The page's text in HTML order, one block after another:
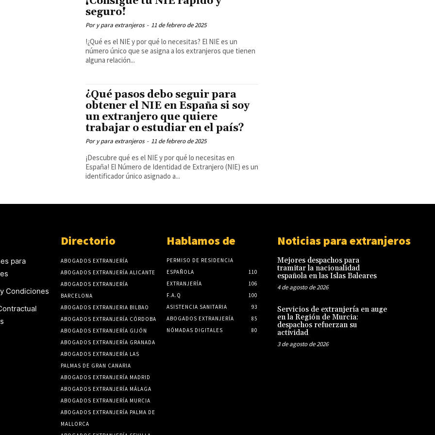
seguro!
Por y para extranjeros - 11 de febrero de 2025
!¿Qué es el NIE y por qué lo necesitas? El NIE es un
número único que se asigna a los extranjeros que tienen
alguna relación...
¿Qué pasos debo seguir para
obtener el NIE en España si soy
un extranjero que quiere
trabajar o estudiar en el país?
Por y para extranjeros - 11 de febrero de 2025
¡Descubre qué es el NIE y por qué lo necesitas en
España! El Número de Identidad de Extranjero (NIE) es un
identificador único asignado a...
para
Condiciones
Directorio
ABOGADOS EXTRANJERÍA
ABOGADOS EXTRANJERÍA ALICANTE
ABOGADOS EXTRANJERÍA
BARCELONA
ABOGADOS EXTRANJERIA BILBAO
ABOGADOS EXTRANJERÍA CÓRDOBA
ABOGADOS EXTRANJERÍA GIJÓN
ABOGADOS EXTRANJERÍA GRANADA
ABOGADOS EXTRANJERÍA LAS
PALMAS DE GRAN CANARIA
ABOGADOS EXTRANJERÍA MADRID
ABOGADOS EXTRANJERÍA MÁLAGA
ABOGADOS EXTRANJERÍA MURCIA
ABOGADOS EXTRANJERÍA PALMA DE
MALLORCA
Hablamos de
PERMISO DE RESIDENCIA
ESPAÑOLA
110
EXTRANJERÍA
106
F.A.Q
100
ASISTENCIA SANITARIA
93
ABOGADOS EXTRANJERÍA
85
NÓMADAS DIGITALES
80
Noticias para extranjeros
Mejores despachos para
tramitar la nacionalidad
española en las Islas Baleares
4 de agosto de 2026
Servicios de extranjería en auge
en la Región de Murcia:
despachos refuerzan su
actividad
3 de agosto de 2026